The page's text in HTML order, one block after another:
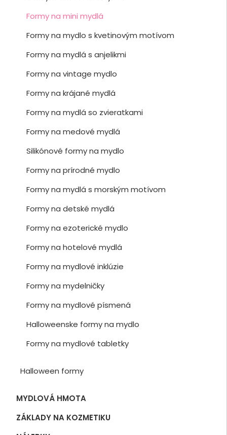
Formy na mini mydlá
Formy na mydlo s kvetinovým motívom
Formy na mydlá s anjelikmi
Formy na vintage mydlo
Formy na krájané mydlá
Formy na mydlá so zvieratkami
Formy na medové mydlá
Silikónové formy na mydlo
Formy na prírodné mydlo
Formy na mydlá s morským motívom
Formy na detské mydlá
Formy na ezoterické mydlo
Formy na hotelové mydlá
Formy na mydlové inklúzie
Formy na mydelničky
Formy na mydlové písmená
Halloweenske formy na mydlo
Formy na mydlové tabletky
Halloween formy
MYDLOVÁ HMOTA
ZÁKLADY NA KOZMETIKU